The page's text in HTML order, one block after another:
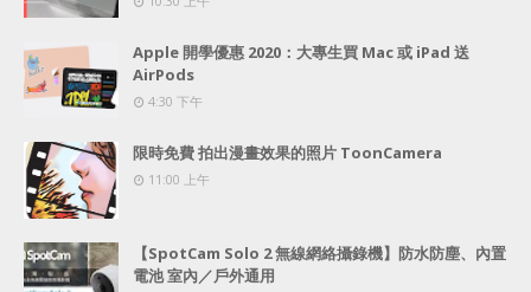
Apple 開學優惠 2020：大專生買 Mac 或 iPad 送
AirPods
4:30 下午
限時免費 拍出漫畫效果的照片 ToonCamera
11:00 上午
【SpotCam Solo 2 無線網絡攝錄機】防水防塵、內置
電池 室內／戶外通用